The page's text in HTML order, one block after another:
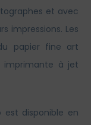
et avec
impressions. Les
papier fine art
imprimante à jet
disponible en